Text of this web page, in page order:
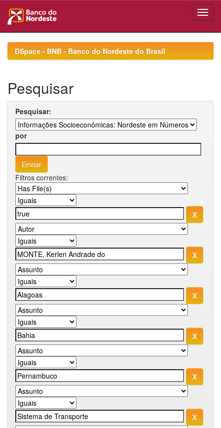
navigationDSpace - BNB - Banco do Nordeste do Brasil
Pesquisar
Pesquisar:
por
Filtros correntes: